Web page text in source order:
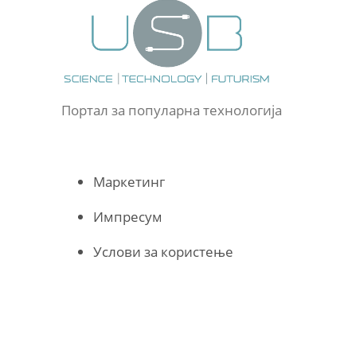
Портал за популарна технологија
Маркетинг
Импресум
Услови за користење